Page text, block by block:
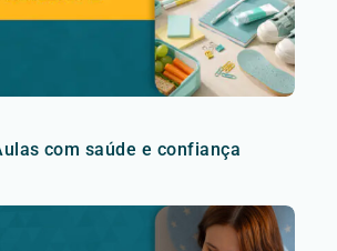
com saúde e confiança